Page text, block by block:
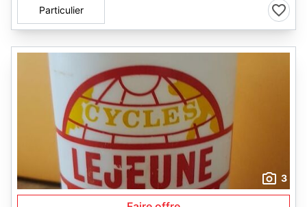
Particulier
3